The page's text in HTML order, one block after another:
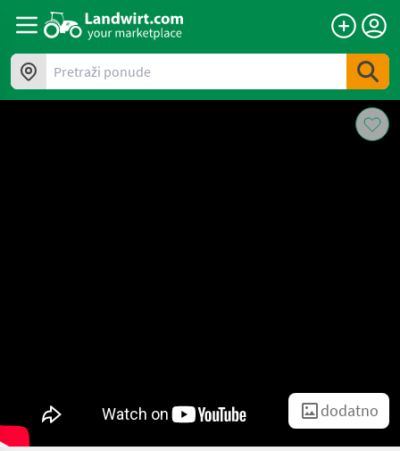
Pretraži ponude
dodatno